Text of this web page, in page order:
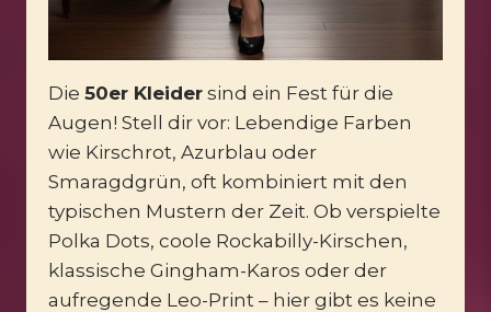
Die 50er Kleider sind ein Fest für die
Augen! Stell dir vor: Lebendige Farben
wie Kirschrot, Azurblau oder
Smaragdgrün, oft kombiniert mit den
typischen Mustern der Zeit. Ob verspielte
Polka Dots, coole Rockabilly-Kirschen,
klassische Gingham-Karos oder der
aufregende Leo-Print – hier gibt es keine